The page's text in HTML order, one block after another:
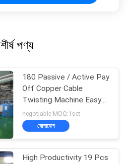
শীর্ষ পণ্য
180 Passive / Active Pay
Off Copper Cable
Twisting Machine Easy
Operation
negotiable MOQ:1set
যোগাযোগ
High Productivity 19 Pcs